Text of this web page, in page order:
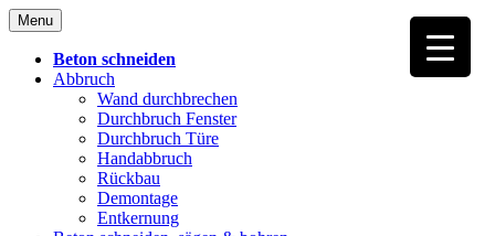
Skip
to
content
Menu
Beton schneiden
Abbruch
Wand durchbrechen
Durchbruch Fenster
Durchbruch Türe
Handabbruch
Rückbau
Demontage
Entkernung